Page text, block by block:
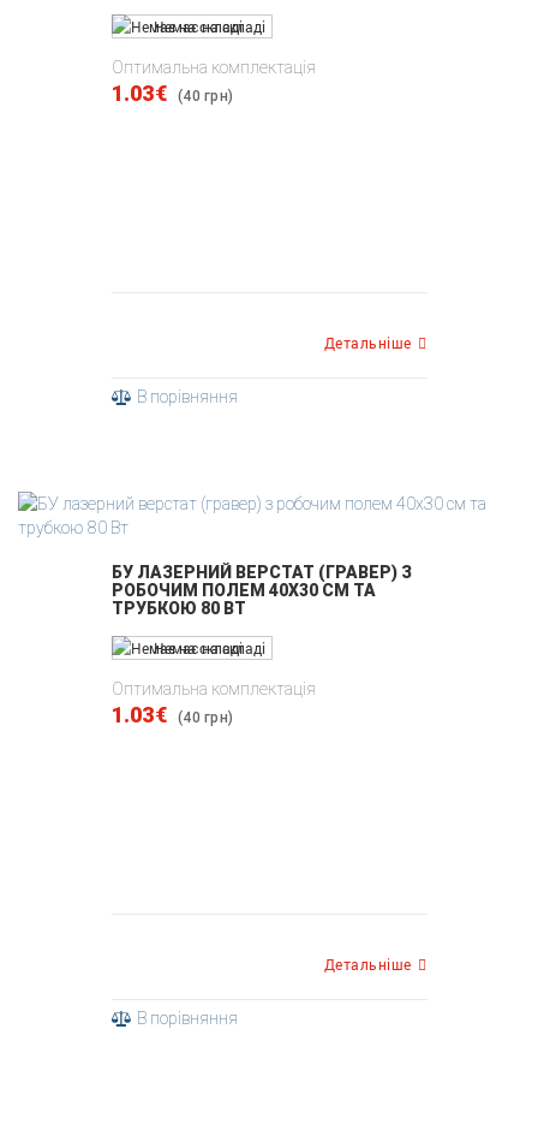
Немає на складі
Детальніше
В порівняння
Оптимальна комплектація
1.03€ (40 грн)
БУ ЛАЗЕРНИЙ ВЕРСТАТ (ГРАВЕР) З
РОБОЧИМ ПОЛЕМ 40Х30 СМ ТА
ТРУБКОЮ 80 ВТ
Немає на складі
Детальніше
В порівняння
Оптимальна комплектація
1.03€ (40 грн)